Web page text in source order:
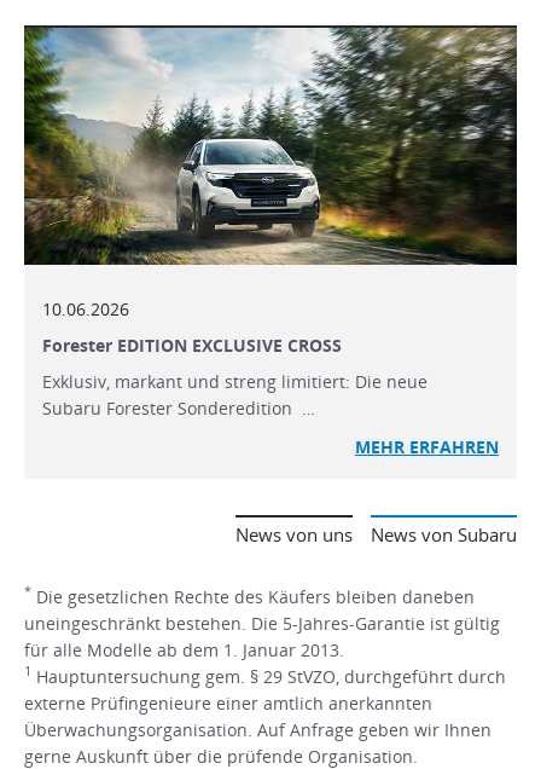
10.06.2026
Forester EDITION EXCLUSIVE CROSS
Exklusiv, markant und streng limitiert: Die neue
Subaru Forester Sonderedition …
MEHR ERFAHREN
News von Subaru
News von uns
* Die gesetzlichen Rechte des Käufers bleiben daneben
uneingeschränkt bestehen. Die 5-Jahres-Garantie ist gültig
für alle Modelle ab dem 1. Januar 2013.
1 Hauptuntersuchung gem. § 29 StVZO, durchgeführt durch
externe Prüfingenieure einer amtlich anerkannten
Überwachungsorganisation. Auf Anfrage geben wir Ihnen
gerne Auskunft über die prüfende Organisation.